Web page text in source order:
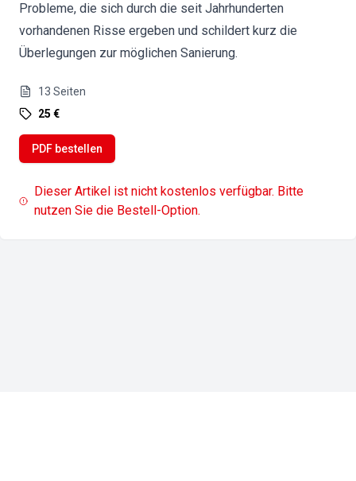
Probleme, die sich durch die seit Jahrhunderten
vorhandenen Risse ergeben und schildert kurz die
Überlegungen zur möglichen Sanierung.
13 Seiten
25 €
PDF bestellen
Dieser Artikel ist nicht kostenlos verfügbar. Bitte
nutzen Sie die Bestell-Option.